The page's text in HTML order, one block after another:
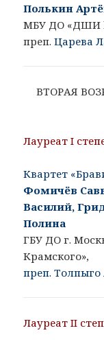
Полькин
МБУ ДО «ДШИ
преп.Царева
ВТОРАЯ
Лауреат I
Квартет
Фомичёв
Василий,
Полина
ГБУ ДО г.
Крамского»,
преп.
Лауреат II